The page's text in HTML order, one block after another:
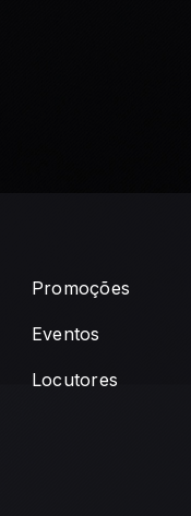
Promoções
Eventos
Locutores